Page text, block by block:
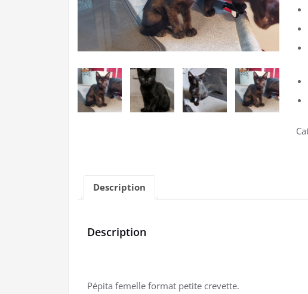
Description
Description
Pépita femelle format petite crevette.